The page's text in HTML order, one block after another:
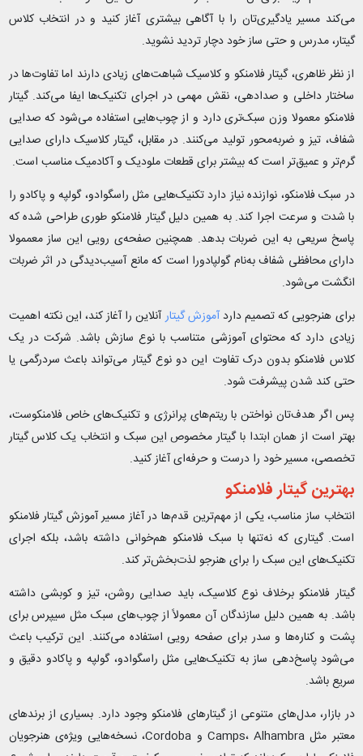
می‌کند مسیر یادگیری‌تان را با آگاهی بیشتری آغاز کنید و در انتخاب کلاس
گیتار، مدرس و حتی ساز خود دچار تردید نشوید.
از نظر ظاهری، گیتار فلامنکو و کلاسیک شباهت‌های زیادی دارند اما تفاوت‌ها در
ساختار داخلی و صدادهی، نقش مهمی در اجرای تکنیک‌ها ایفا می‌کند. گیتار
فلامنکو معمولا وزن سبک‌تری دارد و از چوب‌هایی استفاده می‌شود که صدایی
شفاف، تیز و ضربه‌محور تولید می‌کنند. در مقابل، گیتار کلاسیک دارای صدایی
گرم‌تر و عمیق‌تر است که بیشتر برای قطعات ملودیک و آکادمیک مناسب است.
در سبک فلامنکو، نوازنده نیاز دارد تکنیک‌هایی مثل راسگوادو، گولپه و پاکادو را
با شدت و سرعت اجرا کند. به همین دلیل گیتار فلامنکو طوری طراحی شده که
پاسخ سریعی به این ضربات بدهد. همچنین صفحه‌ی رویی این ساز معممولا
دارای محافظی شفاف به‌نام گولپادورا است که مانع آسیب‌دیدگی در اثر ضربات
انگشت می‌شود.
برای هنرجویی که تصمیم داردآموزش گیتارآنلاین را آغاز کند، این نکته اهمیت
زیادی دارد که محتوای آموزشی متناسب با نوع سازش باشد. شرکت در یک
کلاس فلامنکو بدون درک تفاوت این دو نوع گیتار می‌تواند باعث سردرگمی یا
حتی کند شدن پیشرفت شود.
پس اگر هدف‌تان نواختن با ریتم‌های پرانرژی و تکنیک‌های خاص فلامنکوست،
بهتر است از همان ابتدا با گیتار مخصوص این سبک و انتخاب یک کلاس گیتار
تخصصی، مسیر خود را درست و حرفه‌ای آغاز کنید.
بهترین گیتار فلامنکو
انتخاب ساز مناسب، یکی از مهم‌ترین قدم‌ها در آغاز مسیر آموزش گیتار فلامنکو
است. گیتاری که نه‌تنها با سبک فلامنکو هم‌خوانی داشته باشد، بلکه اجرای
تکنیک‌های این سبک را برای هنرجو لذت‌بخش‌تر کند.
گیتار فلامنکو برخلاف نوع کلاسیک، باید صدایی روشن، تیز و کوبشی داشته
باشد. به همین دلیل سازندگان آن معمولاً از چوب‌های سبک مثل سیپرس برای
پشت و کناره‌ها و سدر برای صفحه رویی استفاده می‌کنند. این ترکیب باعث
می‌شود پاسخ‌دهی ساز به تکنیک‌هایی مثل راسگوادو، گولپه و پاکادو دقیق و
سریع باشد.
در بازار، مدل‌های متنوعی از گیتارهای فلامنکو وجود دارد. بسیاری از برندهای
معتبر مثل Camps، Alhambra و Cordoba، نسخه‌هایی ویژه‌ی هنرجویان